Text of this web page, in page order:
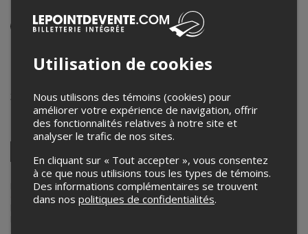
Événement en personne
19h30 – 21h00 / Entrée: 19h15
335, boul. De Maisonneuve Est, Montréal,QC,Canada
Partagez cet événement
Facebook
Twitter
LinkedinPinterestEnvoyer
par
courriel
Lepointdevente.com agit à titre de mandataire pourFondation
Québec Cinéma dans le cadre de l’affichage en ligne et la vente de
billets pour ses événements.
Utilisation de cookies
Nous utilisons des témoins (cookies) pour
améliorer votre expérience de navigation, offrir
des fonctionnalités relatives à notre site et
analyser le trafic de nos sites.
En cliquant sur « Tout accepter », vous consentez
à ce que nous utilisions tous les types de témoins.
Des informations complémentaires se trouvent
dans nos politiques de confidentialités.